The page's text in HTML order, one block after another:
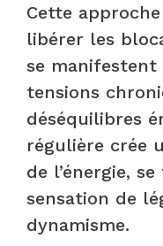
Cette
libérer les
se manifestent
tensions
déséquilibres
régulière crée
de l’énergie,
sensation de
dynamisme.